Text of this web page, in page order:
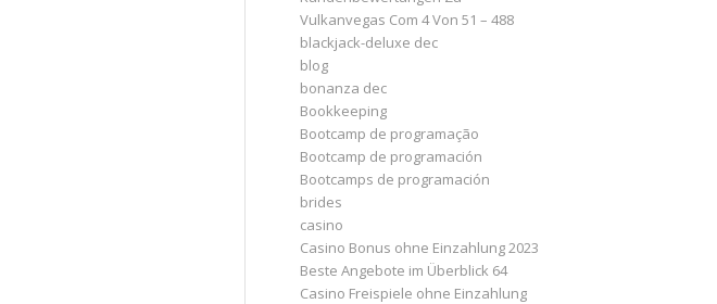
Vulkanvegas Com 4 Von 51 – 488
blackjack-deluxe dec
blog
bonanza dec
Bookkeeping
Bootcamp de programação
Bootcamp de programación
Bootcamps de programación
brides
casino
Casino Bonus ohne Einzahlung 2023 ️
Beste Angebote im Überblick 64
Casino Freispiele ohne Einzahlung